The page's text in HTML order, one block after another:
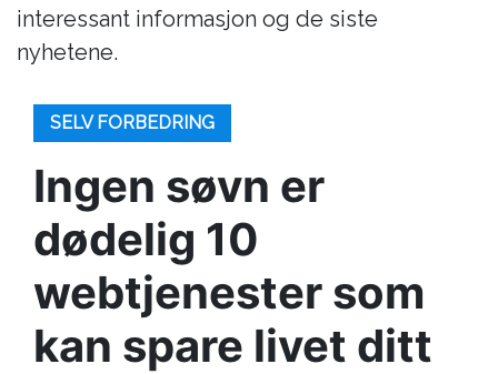
interessant informasjon og de siste
nyhetene.
SELV FORBEDRING
Ingen søvn er
dødelig 10
webtjenester som
kan spare livet ditt